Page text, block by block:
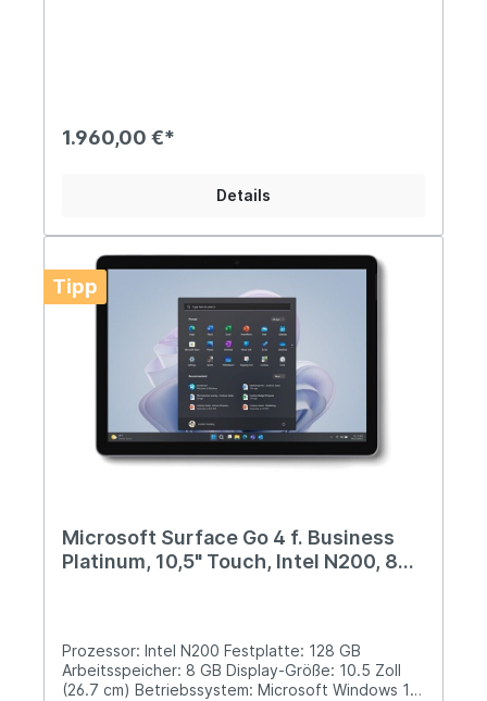
1.960,00 €*
Details
Tipp
Microsoft Surface Go 4 f. Business
Platinum, 10,5" Touch, Intel N200, 8GB
Prozessor: Intel N200 Festplatte: 128 GB
Arbeitsspeicher: 8 GB Display-Größe: 10.5 Zoll
(26.7 cm) Betriebssystem: Microsoft Windows 11